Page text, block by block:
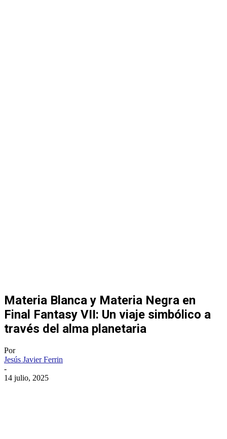
Materia Blanca y Materia Negra en
Final Fantasy VII: Un viaje simbólico a
través del alma planetaria
Por
Jesús Javier Ferrin
-
14 julio, 2025